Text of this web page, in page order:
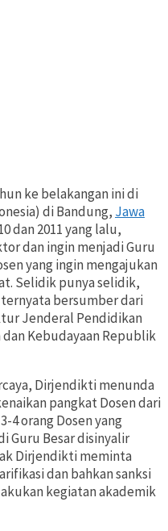
ke belakangan ini di
di Bandung, Jawa
dan 2011 yang lalu,
dan ingin menjadi Guru
yang ingin mengajukan
Selidik punya selidik,
bersumber dari
Jenderal Pendidikan
Kebudayaan Republik
Dirjendikti menunda
pangkat Dosen dari
4 orang Dosen yang
Guru Besar disinyalir
Dirjendikti meminta
dan bahkan sanksi
kegiatan akademik